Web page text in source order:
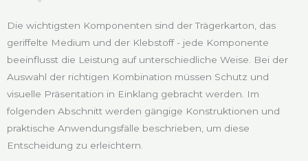
Die wichtigsten Komponenten sind der Trägerkarton, das
geriffelte Medium und der Klebstoff - jede Komponente
beeinflusst die Leistung auf unterschiedliche Weise. Bei der
Auswahl der richtigen Kombination müssen Schutz und
visuelle Präsentation in Einklang gebracht werden. Im
folgenden Abschnitt werden gängige Konstruktionen und
praktische Anwendungsfälle beschrieben, um diese
Entscheidung zu erleichtern.